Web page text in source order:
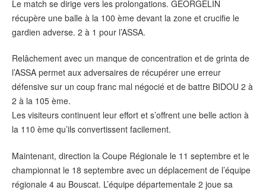
Le match se dirige vers les prolongations. GEORGELIN
récupère une balle à la 100 ème devant la zone et crucifie le
gardien adverse. 2 à 1 pour l’ASSA.
Relâchement avec un manque de concentration et de grinta de
l’ASSA permet aux adversaires de récupérer une erreur
défensive sur un coup franc mal négocié et de battre BIDOU 2 à
2 à la 105 ème.
Les visiteurs continuent leur effort et s’offrent une belle action à
la 110 ème qu’ils convertissent facilement.
Maintenant, direction la Coupe Régionale le 11 septembre et le
championnat le 18 septembre avec un déplacement de l’équipe
régionale 4 au Bouscat. L’équipe départementale 2 joue sa